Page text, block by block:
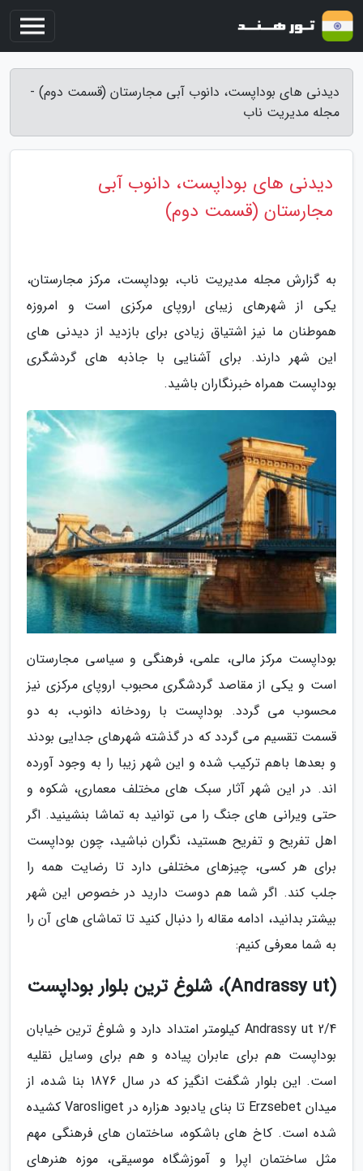
دیدنی های بوداپست، دانوب آبی مجارستان (قسمت دوم) -
مجله مدیریت ناب
دیدنی های بوداپست، دانوب آبی
مجارستان (قسمت دوم)
به گزارش مجله مدیریت ناب، بوداپست، مرکز مجارستان،
یکی از شهرهای زیبای اروپای مرکزی است و امروزه
هموطنان ما نیز اشتیاق زیادی برای بازدید از دیدنی های
این شهر دارند. برای آشنایی با جاذبه های گردشگری
بوداپست همراه خبرنگاران باشید.
بوداپست مرکز مالی، علمی، فرهنگی و سیاسی مجارستان
است و یکی از مقاصد گردشگری محبوب اروپای مرکزی نیز
محسوب می گردد. بوداپست با رودخانه دانوب، به دو
قسمت تقسیم می گردد که در گذشته شهرهای جدایی بودند
و بعدها باهم ترکیب شده و این شهر زیبا را به وجود آورده
اند. در این شهر آثار سبک های مختلف معماری، شکوه و
حتی ویرانی های جنگ را می توانید به تماشا بنشینید. اگر
اهل تفریح و تفریح هستید، نگران نباشید، چون بوداپست
برای هر کسی، چیزهای مختلفی دارد تا رضایت همه را
جلب کند. اگر شما هم دوست دارید در خصوص این شهر
بیشتر بدانید، ادامه مقاله را دنبال کنید تا تماشای های آن را
به شما معرفی کنیم:
(Andrassy ut)، شلوغ ترین بلوار بوداپست
Andrassy ut 2/4 کیلومتر امتداد دارد و شلوغ ترین خیابان
بوداپست هم برای عابران پیاده و هم برای وسایل نقلیه
است. این بلوار شگفت انگیز که در سال 1876 بنا شده، از
میدان Erzsebet تا بنای یادبود هزاره در Varosliget کشیده
شده است. کاخ های باشکوه، ساختمان های فرهنگی مهم
مثل ساختمان اپرا و آموزشگاه موسیقی، موزه هنرهای